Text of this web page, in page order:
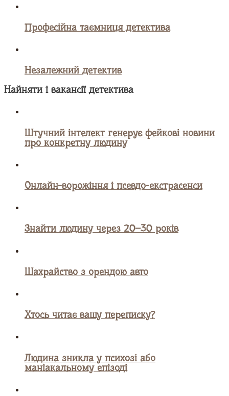
Професійна таємниця детектива
Незалежний детектив
Найняти і вакансії детектива
Штучний інтелект генерує фейкові новини
про конкретну людину
Онлайн-ворожіння і псевдо-екстрасенси
Знайти людину через 20–30 років
Шахрайство з орендою авто
Хтось читає вашу переписку?
Людина зникла у психозі або
маніакальному епізоді